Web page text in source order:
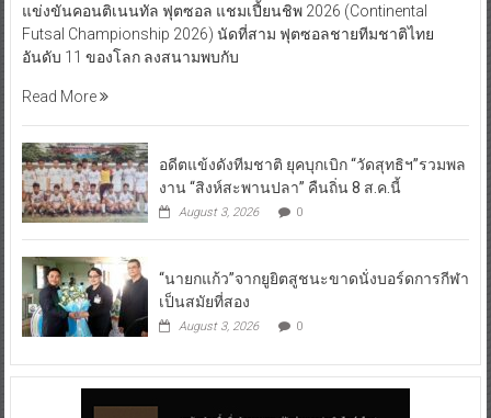
แข่งขันคอนติเนนทัล ฟุตซอล แชมเปี้ยนชิพ 2026 (Continental
Futsal Championship 2026) นัดที่สาม ฟุตซอลชายทีมชาติไทย
อันดับ 11 ของโลก ลงสนามพบกับ
Read More
อดีตแข้งดังทีมชาติ ยุคบุกเบิก “วัดสุทธิฯ”รวมพล
งาน “สิงห์สะพานปลา” คืนถิ่น 8 ส.ค.นี้
August 3, 2026 0
“นายกแก้ว”จากยูยิตสูชนะขาดนั่งบอร์ดการกีฬา
เป็นสมัยที่สอง
August 3, 2026 0